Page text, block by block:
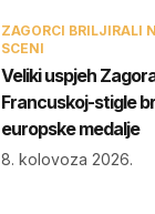
ZAGORCI BRILJIRALI
SCENI
Veliki uspjeh
Francuskoj-stigle
europske medalje
8. kolovoza 2026.